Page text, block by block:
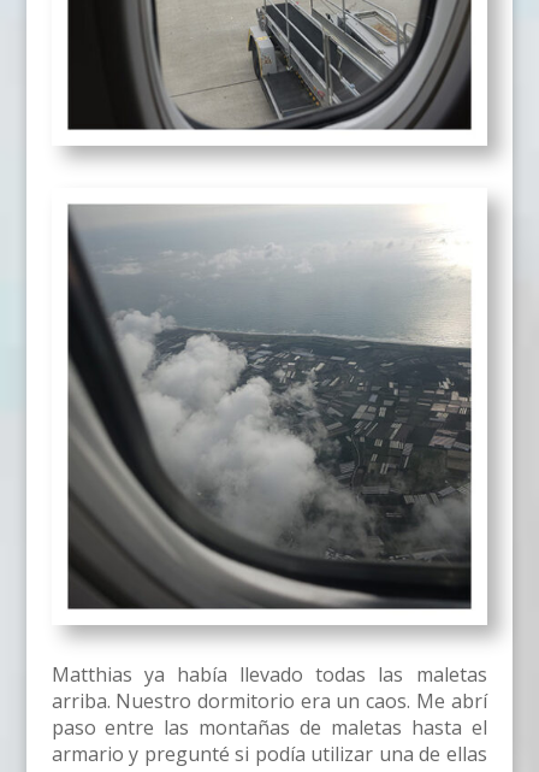
Matthias ya había llevado todas las maletas
arriba. Nuestro dormitorio era un caos. Me abrí
paso entre las montañas de maletas hasta el
armario y pregunté si podía utilizar una de ellas